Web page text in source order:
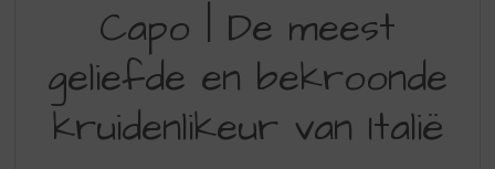
CAPO
|
DE
Capo | De meest
geliefde en bekroonde
kruidenlikeur van Italië